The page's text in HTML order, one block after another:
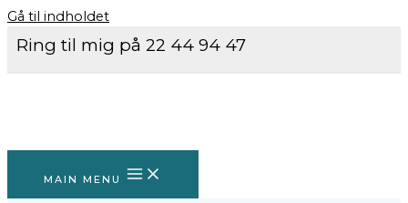
Gå til indholdet
Ring til mig på 22 44 94 47
MAIN MENU